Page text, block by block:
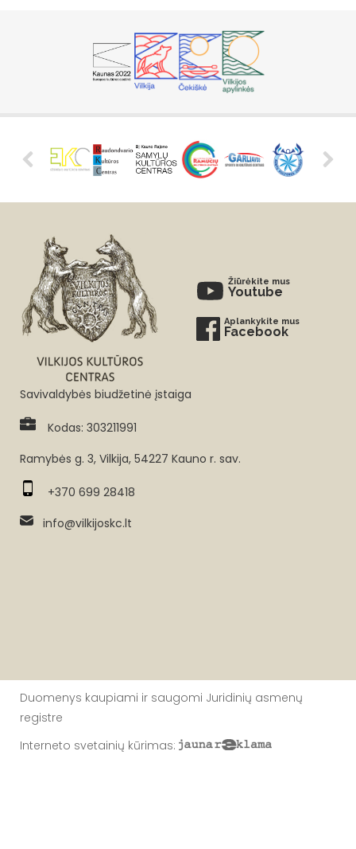
Žiūrėkite mus
Youtube
Aplankykite mus
Facebook
Savivaldybės biudžetinė įstaiga
Kodas: 303211991
Ramybės g. 3, Vilkija, 54227 Kauno r. sav.
+370 699 28418
info@vilkijoskc.lt
Duomenys kaupiami ir saugomi Juridinių asmenų
registre
Interneto svetainių kūrimas: